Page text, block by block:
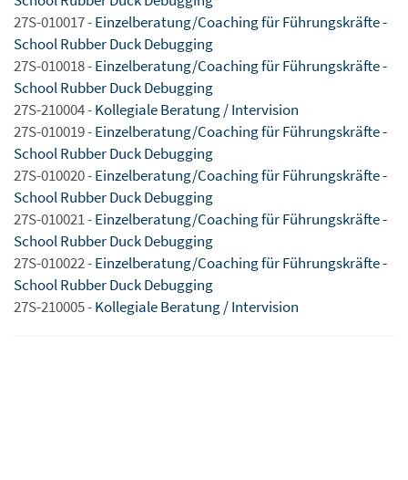
27S-010017 -Einzelberatung/Coaching für Führungskräfte -
School Rubber Duck Debugging
27S-010018 -Einzelberatung/Coaching für Führungskräfte -
School Rubber Duck Debugging
27S-210004 -Kollegiale Beratung / Intervision
27S-010019 -Einzelberatung/Coaching für Führungskräfte -
School Rubber Duck Debugging
27S-010020 -Einzelberatung/Coaching für Führungskräfte -
School Rubber Duck Debugging
27S-010021 -Einzelberatung/Coaching für Führungskräfte -
School Rubber Duck Debugging
27S-010022 -Einzelberatung/Coaching für Führungskräfte -
School Rubber Duck Debugging
27S-210005 -Kollegiale Beratung / Intervision